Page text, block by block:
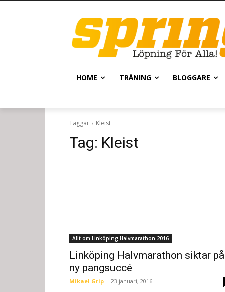
HOME TRÄNING BLOGGARE
Taggar Kleist
Tag: Kleist
Allt om Linköping Halvmarathon 2016
Linköping Halvmarathon siktar på
ny pangsuccé
Mikael Grip - 23 januari, 2016